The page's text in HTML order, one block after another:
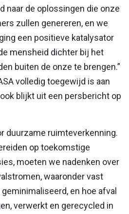
naar de oplossingen die onze
zullen genereren, en we
een positieve katalysator
mensheid dichter bij het
buiten de onze te brengen.”
volledig toegewijd is aan
blijkt uit een persbericht op
duurzame ruimteverkenning.
op toekomstige
moeten we nadenken over
waaronder vast
en hoe afval
verwerkt en gerecycled in